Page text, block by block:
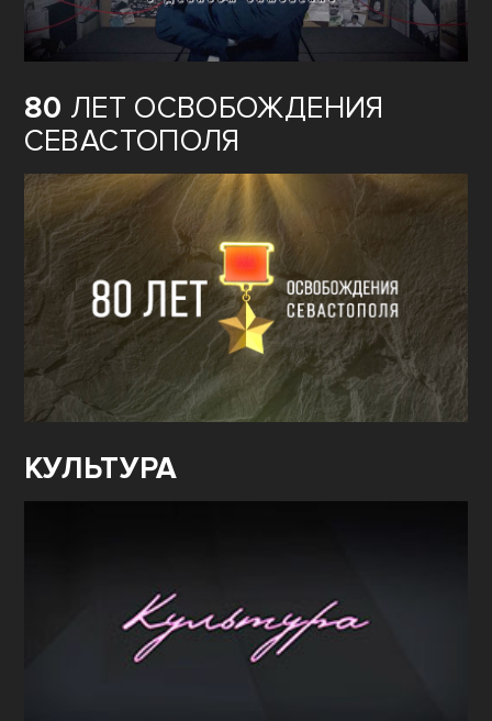
80 ЛЕТ ОСВОБОЖДЕНИЯ
СЕВАСТОПОЛЯ
КУЛЬТУРА